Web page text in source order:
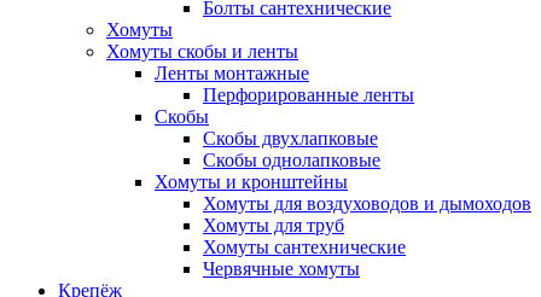
Болты сантехнические
Хомуты
Хомуты скобы и ленты
Ленты монтажные
Перфорированные ленты
Скобы
Скобы двухлапковые
Скобы однолапковые
Хомуты и кронштейны
Хомуты для воздуховодов и дымоходов
Хомуты для труб
Хомуты сантехнические
Червячные хомуты
Крепёж